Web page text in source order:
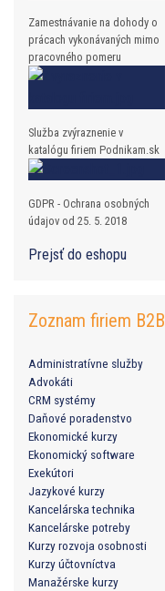
Zamestnávanie na dohody o
prácach vykonávaných mimo
pracovného pomeru
Služba zvýraznenie v
katalógu firiem Podnikam.sk
GDPR - Ochrana osobných
údajov od 25. 5. 2018
Prejsť do eshopu
Zoznam firiem B2B
Administratívne služby
Advokáti
CRM systémy
Daňové poradenstvo
Ekonomické kurzy
Ekonomický software
Exekútori
Jazykové kurzy
Kancelárska technika
Kancelárske potreby
Kurzy rozvoja osobnosti
Kurzy účtovníctva
Manažérske kurzy